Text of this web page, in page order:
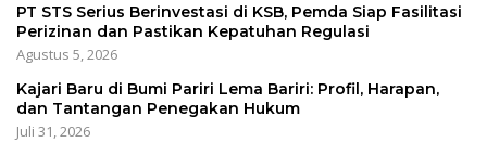
PT STS Serius Berinvestasi di KSB, Pemda Siap Fasilitasi
Perizinan dan Pastikan Kepatuhan Regulasi
Agustus 5, 2026
Kajari Baru di Bumi Pariri Lema Bariri: Profil, Harapan,
dan Tantangan Penegakan Hukum
Juli 31, 2026